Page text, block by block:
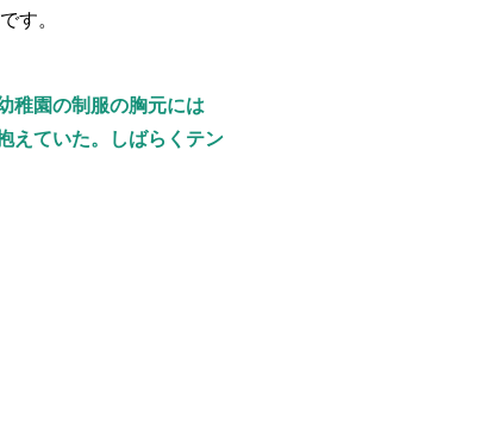
す。
稚園の制服の胸元には
えていた。しばらくテン